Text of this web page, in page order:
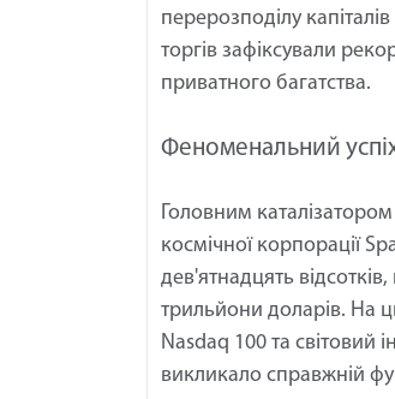
перерозподілу
торгів зафіксували
приватного багатства.
Феноменальний
Головним
космічної корпорації
дев'ятнадцять
трильйони доларів. На
Nasdaq 100 та світовий
викликало справжній